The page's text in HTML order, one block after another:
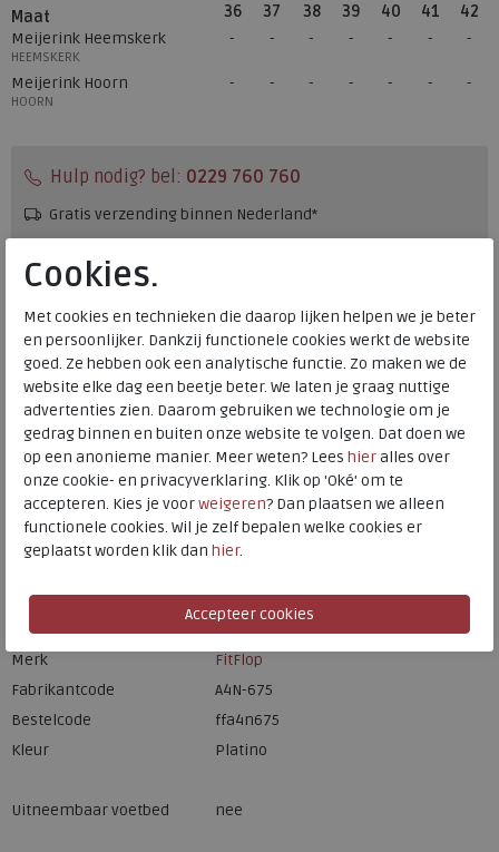
Maat 36 37 38 39 40 41
42
Meijerink Heemskerk
HEEMSKERK
Meijerink Hoorn
HOORN
Hulp nodig? bel: 0229 760 760
Gratis verzending binnen Nederland*
Altijd retourneren, binnen 1 werkdag terugbetaald
Alternatieve kleuren
Merk
FitFlop
Fabrikantcode
A4N-675
Bestelcode
ffa4n675
Kleur
Platino
Uitneembaar voetbed nee
Cookies.
Met cookies en technieken die daarop lijken helpen we je beter
en persoonlijker. Dankzij functionele cookies werkt de website
goed. Ze hebben ook een analytische functie. Zo maken we de
website elke dag een beetje beter. We laten je graag nuttige
advertenties zien. Daarom gebruiken we technologie om je
gedrag binnen en buiten onze website te volgen. Dat doen we
op een anonieme manier. Meer weten? Lees hieralles over
onze cookie- en privacyverklaring. Klik op 'Oké' om te
accepteren. Kies je voorweigeren? Dan plaatsen we alleen
functionele cookies. Wil je zelf bepalen welke cookies er
geplaatst worden klik dan hier.